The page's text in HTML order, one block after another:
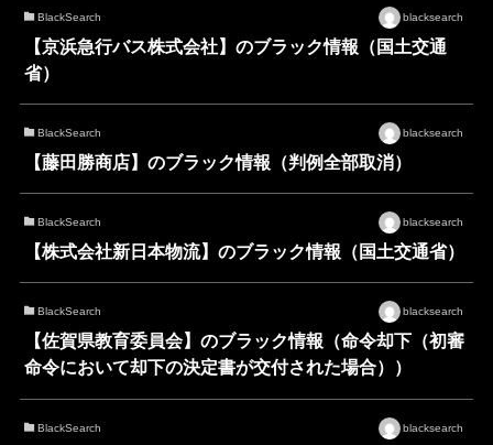
BlackSearch blacksearch
【京浜急行バス株式会社】のブラック情報（国土交通
省）
BlackSearch blacksearch
【藤田勝商店】のブラック情報（判例全部取消）
BlackSearch blacksearch
【株式会社新日本物流】のブラック情報（国土交通省）
BlackSearch blacksearch
【佐賀県教育委員会】のブラック情報（命令却下（初審
命令において却下の決定書が交付された場合））
BlackSearch blacksearch